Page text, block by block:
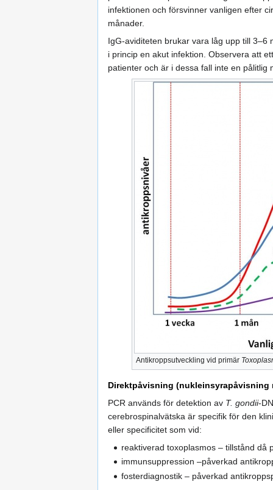
infektionen och försvinner vanligen efter
månader.
IgG-aviditeten brukar vara låg upp till
i princip en akut infektion. Observera att
patienter och är i dessa fall inte en pålitlig
Antikroppsutveckling vid primär
Direktpåvisning (nukleinsyrapåvisning
PCR används för detektion av T. gondii-
cerebrospinalvätska är specifik för den
eller specificitet som vid:
reaktiverad toxoplasmos – tillstånd då
immunsuppression –påverkad
fosterdiagnostik – påverkad